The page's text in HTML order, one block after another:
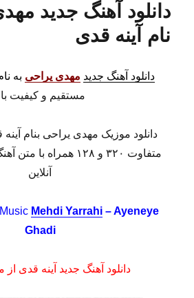
دانلود آهنگ جدید
نام آینه قدی
دانلود آهنگ جدید مهدی یراحی به
مستقیم و کیفیت
دانلود موزیک مهدی یراحی بنام
متفاوت ۳۲۰ و ۱۲۸
آنلاین
Mehdi Yarrahi – Ayeneye
Ghadi
دانلود آهنگ جدید آینه قدی